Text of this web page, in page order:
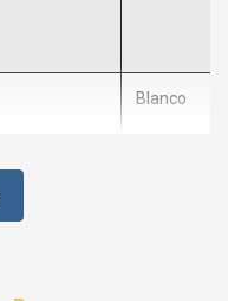
Blanco